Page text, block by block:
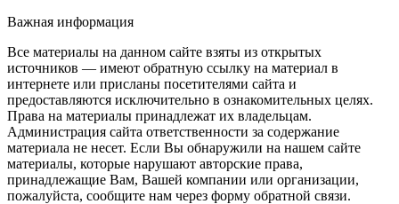
Важная информация
Все материалы на данном сайте взяты из открытых
источников — имеют обратную ссылку на материал в
интернете или присланы посетителями сайта и
предоставляются исключительно в ознакомительных целях.
Права на материалы принадлежат их владельцам.
Администрация сайта ответственности за содержание
материала не несет. Если Вы обнаружили на нашем сайте
материалы, которые нарушают авторские права,
принадлежащие Вам, Вашей компании или организации,
пожалуйста, сообщите нам через форму обратной связи.